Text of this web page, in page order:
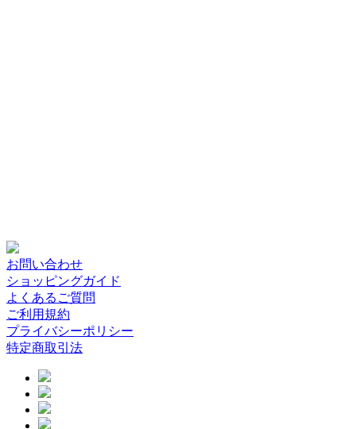
お問い合わせ
ショッピングガイド
よくあるご質問
ご利用規約
プライバシーポリシー
特定商取引法